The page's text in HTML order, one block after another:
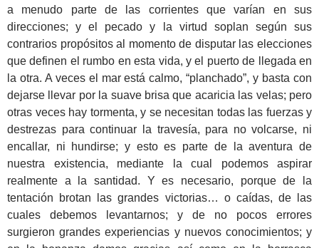
a menudo parte de las corrientes que varían en sus
direcciones; y el pecado y la virtud soplan según sus
contrarios propósitos al momento de disputar las elecciones
que definen el rumbo en esta vida, y el puerto de llegada en
la otra. A veces el mar está calmo, “planchado”, y basta con
dejarse llevar por la suave brisa que acaricia las velas; pero
otras veces hay tormenta, y se necesitan todas las fuerzas y
destrezas para continuar la travesía, para no volcarse, ni
encallar, ni hundirse; y esto es parte de la aventura de
nuestra existencia, mediante la cual podemos aspirar
realmente a la santidad. Y es necesario, porque de la
tentación brotan las grandes victorias… o caídas, de las
cuales debemos levantarnos; y de no pocos errores
surgieron grandes experiencias y nuevos conocimientos; y